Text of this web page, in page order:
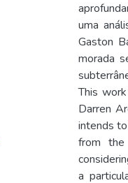
uma
Gaston
morada
This
Darren
intends
from the
a